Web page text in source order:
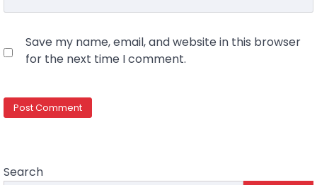
Save my name, email, and website in this browser
for the next time I comment.
Search